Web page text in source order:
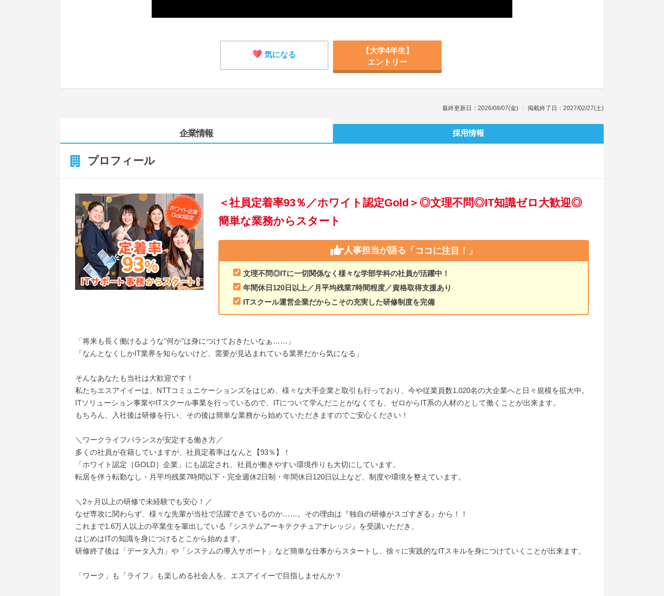
気になる
【大学4年生】
エントリー
最終更新日：2026/08/07(金) 掲載終了日：2027/02/27(土)
企業情報 採用情報
プロフィール
＜社員定着率93％／ホワイト認定Gold＞◎文理不問◎IT知識ゼロ大歓迎◎
簡単な業務からスタート
人事担当が語る 「ココに注目！」
文理不問◎ITに一切関係なく様々な学部学科の社員が活躍中！
年間休日120日以上／月平均残業7時間程度／資格取得支援あり
ITスクール運営企業だからこその充実した研修制度を完備
「将来も長く働けるような"何か"は身につけておきたいなぁ……」
「なんとなくしかIT業界を知らないけど、需要が見込まれている業界だから気になる」
そんなあなたも当社は大歓迎です！
私たちエスアイイーは、NTTコミュニケーションズをはじめ、様々な大手企業と取引も行っており、今や従業員数1,020名の大企業へと日々規模を拡大中。
ITソリューション事業やITスクール事業を行っているので、ITについて学んだことがなくても、ゼロからIT系の人材のとして働くことが出来ます。
もちろん、入社後は研修を行い、その後は簡単な業務から始めていただきますのでご安心ください！
＼ワークライフバランスが安定する働き方／
多くの社員が在籍していますが、社員定着率はなんと【93％】！
「ホワイト認定［GOLD］企業」にも認定され、社員が働きやすい環境作りも大切にしています。
転居を伴う転勤なし・月平均残業7時間以下・完全週休2日制・年間休日120日以上など、制度や環境を整えています。
＼2ヶ月以上の研修で未経験でも安心！／
なぜ専攻に関わらず、様々な先輩が当社で活躍できているのか……。その理由は『独自の研修がスゴすぎる』から！！
これまで1.6万人以上の卒業生を輩出している『システムアーキテクチュアナレッジ』を受講いただき、
はじめはITの知識を身につけるとこから始めます。
研修終了後は「データ入力」や「システムの導入サポート」など簡単な仕事からスタートし、徐々に実践的なITスキルを身につけていくことが出来ます。
「ワーク」も「ライフ」も楽しめる社会人を、エスアイイーで目指しませんか？